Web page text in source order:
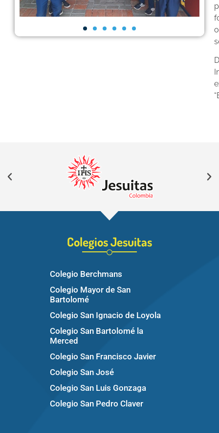
Colegios Jesuitas
Colegio Berchmans
Colegio Mayor de San
Bartolomé
Colegio San Ignacio de Loyola
Colegio San Bartolomé la
Merced
Colegio San Francisco Javier
Colegio San José
Colegio San Luis Gonzaga
Colegio San Pedro Claver